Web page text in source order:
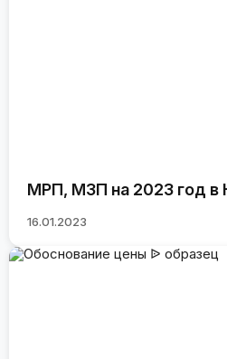
МРП, МЗП на 2023 год в
16.01.2023